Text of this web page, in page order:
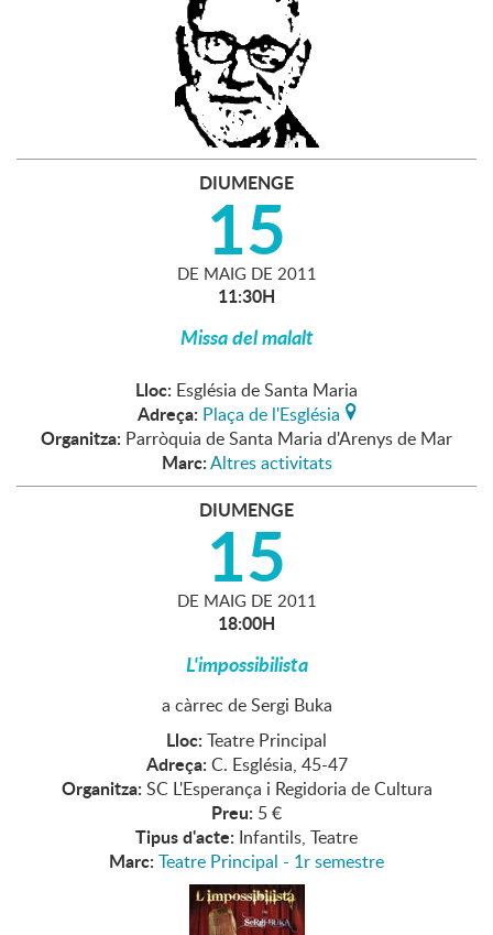
DIUMENGE
15
DE MAIG DE 2011
11:30H
Missa del malalt
Lloc: Església de Santa Maria
Adreça: Plaça de l'Església
Organitza: Parròquia de Santa Maria d'Arenys de Mar
Marc:Altres activitats
DIUMENGE
15
DE MAIG DE 2011
18:00H
L'impossibilista
a càrrec de Sergi Buka
Lloc: Teatre Principal
Adreça: C. Església, 45-47
Organitza: SC L'Esperança i Regidoria de Cultura
Preu: 5 €
Tipus d'acte: Infantils, Teatre
Marc: Teatre Principal - 1r semestre